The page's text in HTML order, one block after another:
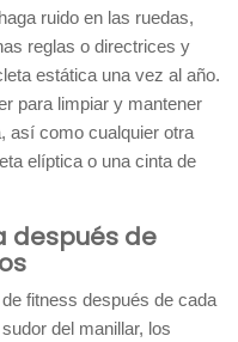
ruido en las ruedas,
reglas o directrices y
estática una vez al año.
para limpiar y mantener
así como cualquier otra
elíptica o una cinta de
después de
fitness después de cada
del manillar, los